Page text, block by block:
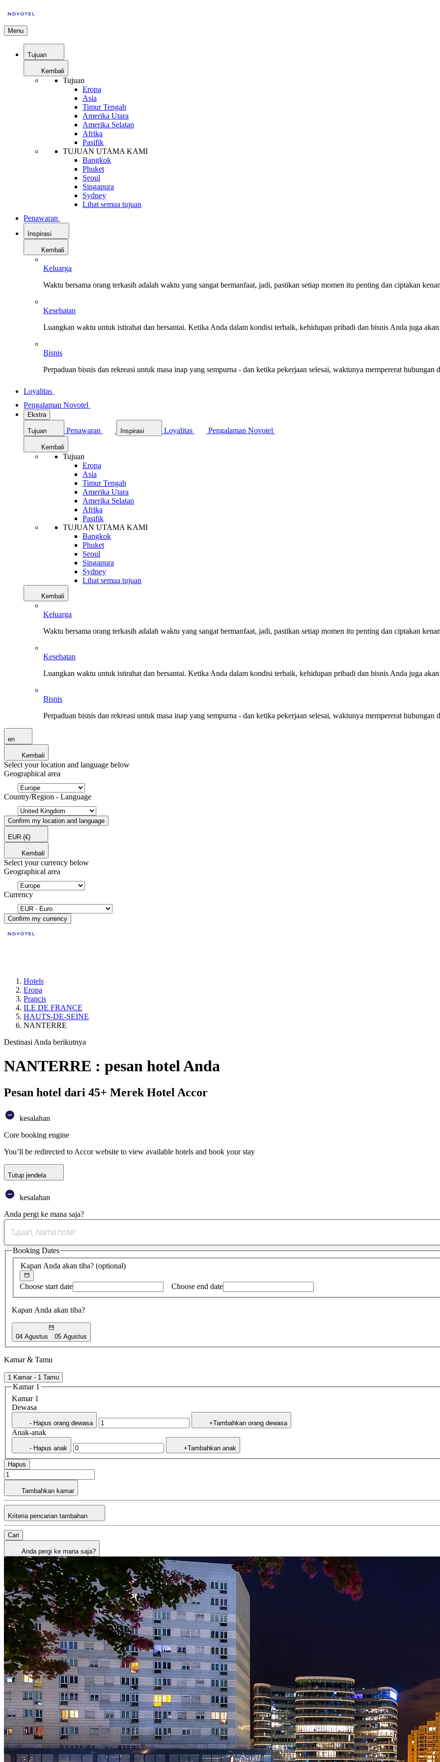
Menu
Tujuan
Kembali
Tujuan
Eropa
Asia
Timur Tengah
Amerika Utara
Amerika Selatan
Afrika
Pasifik
TUJUAN UTAMA KAMI
Bangkok
Phuket
Seoul
Singapura
Sydney
Lihat semua tujuan
Penawaran
Inspirasi
Kembali
Keluarga
Waktu bersama orang terkasih adalah waktu yang sangat bermanfaat, jadi, pastikan setiap momen itu penting dan ciptakan
Kesehatan
Luangkan waktu untuk istirahat dan bersantai. Ketika Anda dalam kondisi terbaik, kehidupan pribadi dan bisnis Anda juga
Bisnis
Perpaduan bisnis dan rekreasi untuk masa inap yang sempurna - dan ketika pekerjaan selesai, waktunya mempererat hubungan
Loyalitas
Pengalaman Novotel
Ekstra
Tujuan Penawaran Inspirasi Loyalitas Pengalaman Novotel
Kembali
Tujuan
Eropa
Asia
Timur Tengah
Amerika Utara
Amerika Selatan
Afrika
Pasifik
TUJUAN UTAMA KAMI
Bangkok
Phuket
Seoul
Singapura
Sydney
Lihat semua tujuan
Kembali
Keluarga
Waktu bersama orang terkasih adalah waktu yang sangat bermanfaat, jadi, pastikan setiap momen itu penting dan ciptakan
Kesehatan
Luangkan waktu untuk istirahat dan bersantai. Ketika Anda dalam kondisi terbaik, kehidupan pribadi dan bisnis Anda juga
Bisnis
Perpaduan bisnis dan rekreasi untuk masa inap yang sempurna - dan ketika pekerjaan selesai, waktunya mempererat hubungan
en
Kembali
Select your location and language below
Geographical area
Country/Region - Language
Confirm my location and language
EUR (€)
Kembali
Select your currency below
Geographical area
Currency
Confirm my currency
Hotels
Eropa
Prancis
ILE DE FRANCE
HAUTS-DE-SEINE
NANTERRE
Destinasi Anda berikutnya
NANTERRE : pesan hotel Anda
Pesan hotel dari 45+ Merek Hotel Accor
kesalahan
Core booking engine
You’ll be redirected to Accor website to view available hotels and book your stay
Tutup jendela
kesalahan
Anda pergi ke mana saja?
saran
ditemukan
Kapan Anda akan tiba? (optional)
Choose start date Choose end date
Kapan Anda akan tiba?
04 Agustus 05 Agustus
Booking Dates
Kamar & Tamu
1 Kamar - 1 Tamu
Kamar 1
Kamar 1
Dewasa
- Hapus orang dewasa +Tambahkan orang dewasa
Anak-anak
- Hapus anak +Tambahkan anak
Hapus
Tambahkan kamar
Kriteria pencarian tambahan
Cari
Anda pergi ke mana saja?